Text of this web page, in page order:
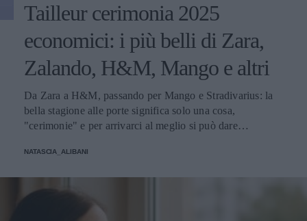
Tailleur cerimonia 2025
economici: i più belli di Zara,
Zalando, H&M, Mango e altri
Da Zara a H&M, passando per Mango e Stradivarius: la
bella stagione alle porte significa solo una cosa,
"cerimonie" e per arrivarci al meglio si può dare
NATASCIA_ALIBANI